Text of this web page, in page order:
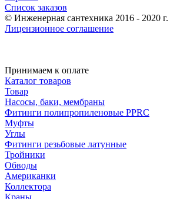
Список заказов
© Инженерная сантехника 2016 - 2020 г.
Лицензионное соглашение
Принимаем к оплате
Каталог товаров
Товар
Насосы, баки, мембраны
Фитинги полипропиленовые PPRC
Муфты
Углы
Фитинги резьбовые латунные
Тройники
Обводы
Американки
Коллектора
Краны